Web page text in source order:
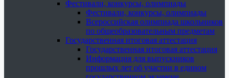
Фестивали, конкурсы, олимпиады
Фестивали, конкурсы, олимпиады
Всероссийская олимпиада школьников
по общеобразовательным предметам
Государственная итоговая аттестация
Государственная итоговая аттестация
Информация для выпускников
прошлых лет об участии в едином